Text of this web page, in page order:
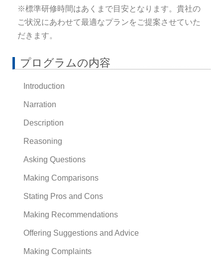
※標準研修時間はあくまで目安となります。貴社の
ご状況にあわせて最適なプランをご提案させていた
だきます。
プログラムの内容
Introduction
Narration
Description
Reasoning
Asking Questions
Making Comparisons
Stating Pros and Cons
Making Recommendations
Offering Suggestions and Advice
Making Complaints